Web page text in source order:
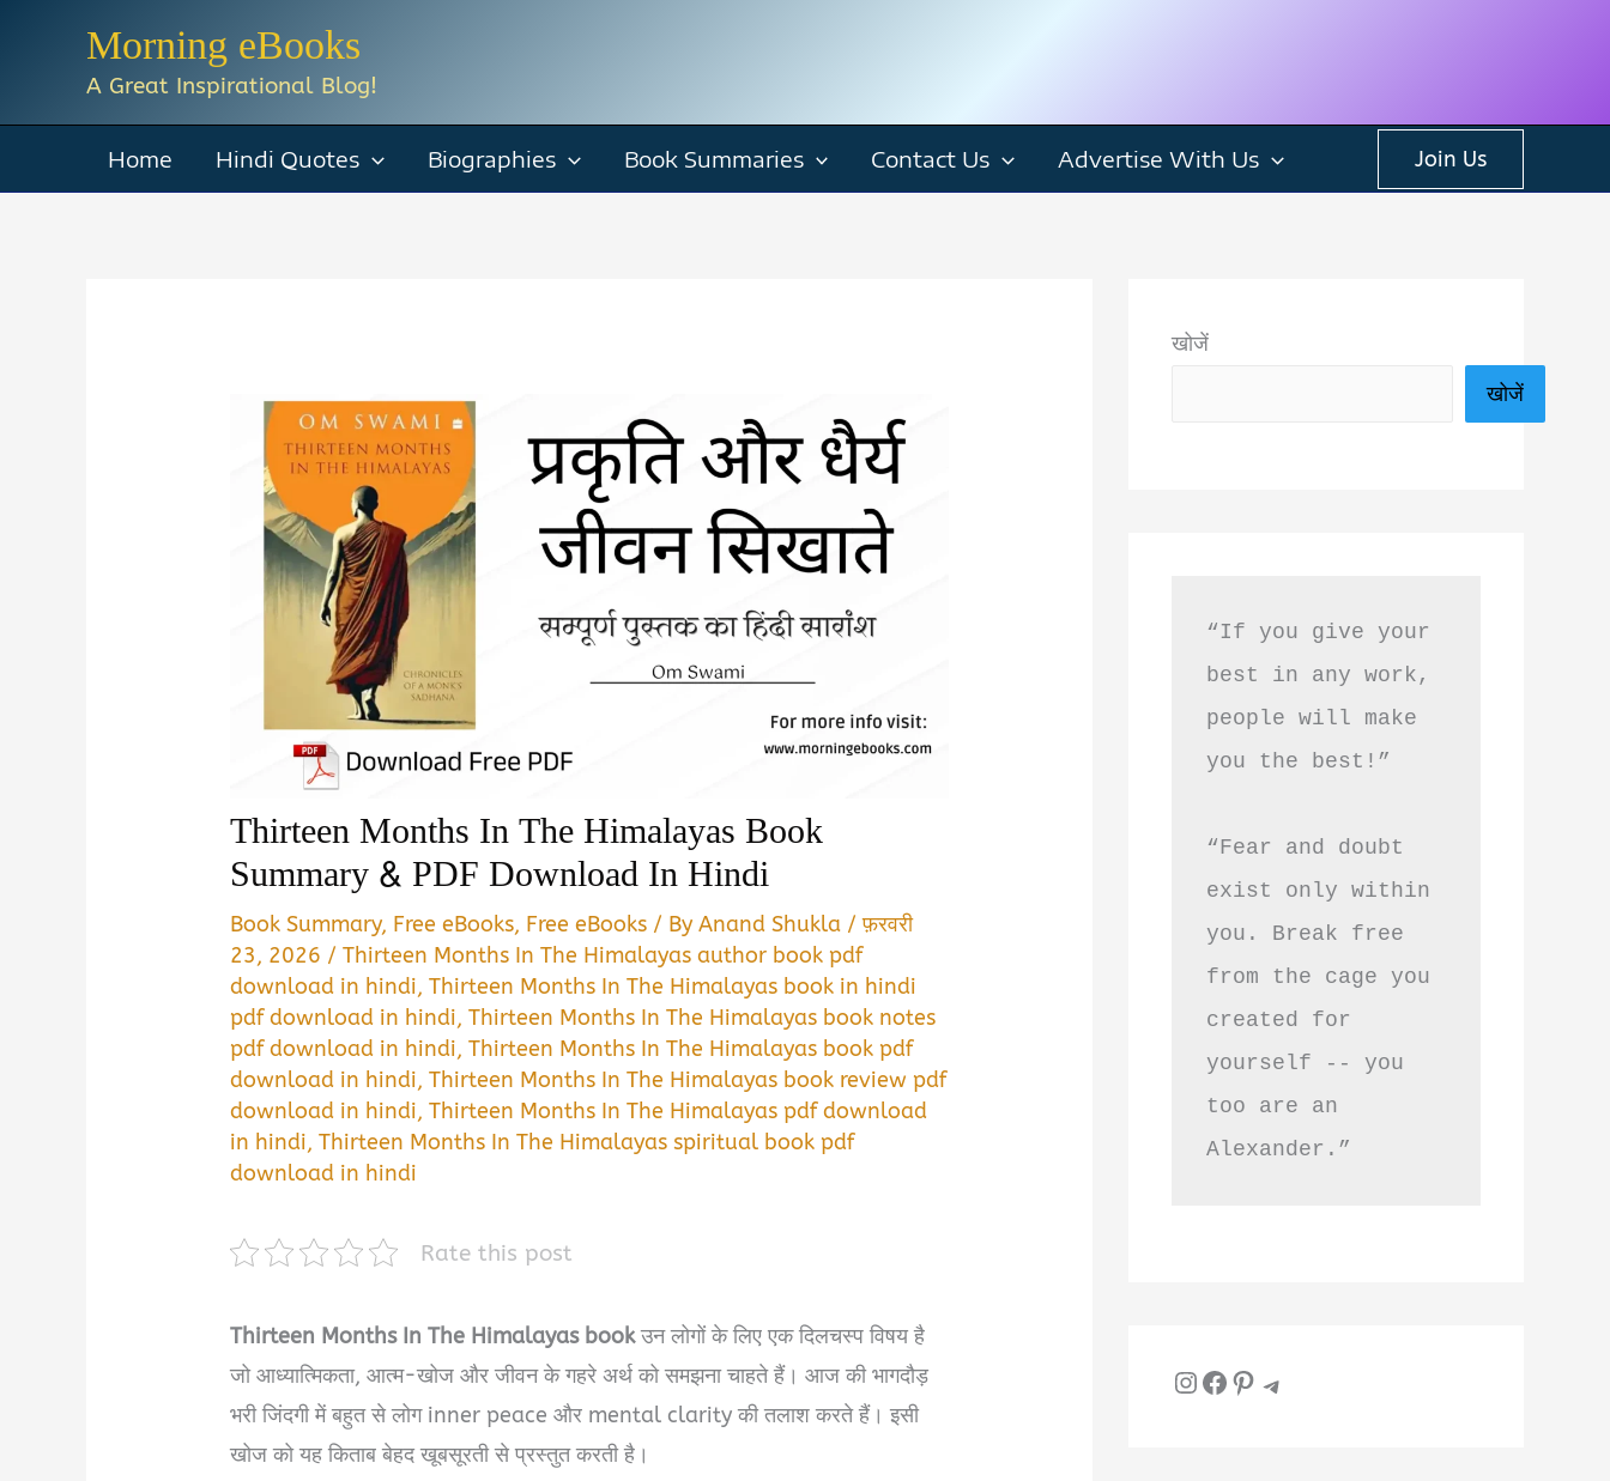
Morning eBooks
A Great Inspirational Blog!
Home Hindi Quotes Biographies Book Summaries Contact Us Advertise With Us Join Us
Thirteen Months In The Himalayas Book
Summary & PDF Download In Hindi
Book Summary, Free eBooks, Free eBooks / ByAnand Shukla /फ़रवरी
23, 2026 /Thirteen Months In The Himalayas author book pdf
download in hindi,Thirteen Months In The Himalayas book in hindi
pdf download in hindi,Thirteen Months In The Himalayas book notes
pdf download in hindi,Thirteen Months In The Himalayas book pdf
download in hindi,Thirteen Months In The Himalayas book review pdf
download in hindi,Thirteen Months In The Himalayas pdf download
in hindi,Thirteen Months In The Himalayas spiritual book pdf
download in hindi
Rate this post
Thirteen Months In The Himalayas bookउन लोगों के लिए एक दिलचस्प विषय है
जो आध्यात्मिकता, आत्म-खोज और जीवन के गहरे अर्थ को समझना चाहते हैं। आज की भागदौड़
भरी जिंदगी में बहुत से लोग inner peace और mental clarity की तलाश करते हैं। इसी
खोज को यह किताब बेहद खूबसूरती से प्रस्तुत करती है।
खोजें
खोजें
“If you give your
best in any work,
people will make
you the best!”
“Fear and doubt
exist only within
you. Break free
from the cage you
created for
yourself -- you
too are an
Alexander.”
InstagramFacebook Pinterest Telegram